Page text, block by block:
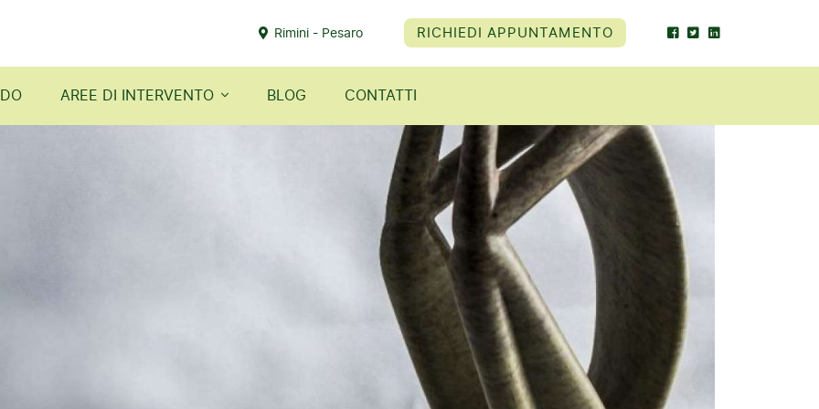
Rimini - Pesaro RICHIEDI APPUNTAMENTO
AREE DI INTERVENTO BLOG CONTATTI